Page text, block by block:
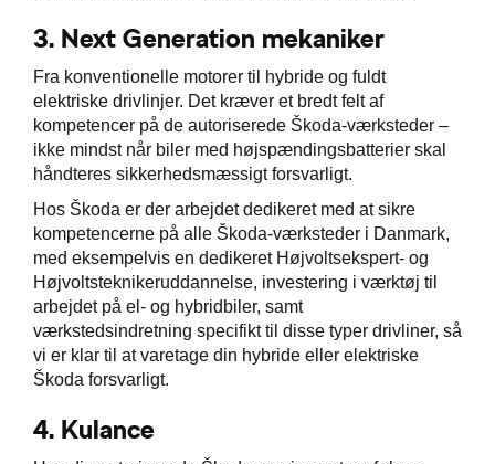
3. Next Generation mekaniker
Fra konventionelle motorer til hybride og fuldt
elektriske drivlinjer. Det kræver et bredt felt af
kompetencer på de autoriserede Škoda-værksteder –
ikke mindst når biler med højspændingsbatterier skal
håndteres sikkerhedsmæssigt forsvarligt.
Hos Škoda er der arbejdet dedikeret med at sikre
kompetencerne på alle Škoda-værksteder i Danmark,
med eksempelvis en dedikeret Højvoltsekspert- og
Højvoltsteknikeruddannelse, investering i værktøj til
arbejdet på el- og hybridbiler, samt
værkstedsindretning specifikt til disse typer drivliner, så
vi er klar til at varetage din hybride eller elektriske
Škoda forsvarligt.
4. Kulance